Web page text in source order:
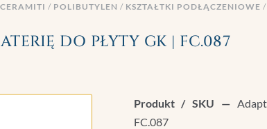
/ POLIBUTYLEN / KSZTAŁTKI PODŁĄCZENIOWE /
DO PŁYTY GK | FC.087
Produkt / SKU —
FC.087